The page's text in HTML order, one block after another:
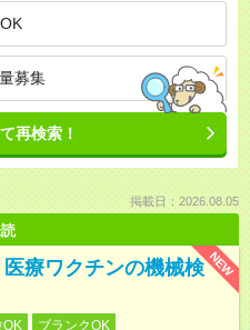
募集
再検索！
掲載日：2026.08.05
NEW
医療ワクチンの機械検
OK ブランクOK